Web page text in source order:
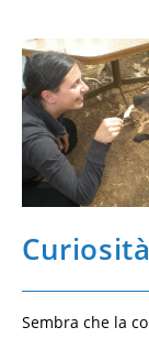
Sembra che la